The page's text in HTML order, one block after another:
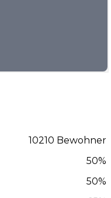
10210 Bewohner
50%
50%